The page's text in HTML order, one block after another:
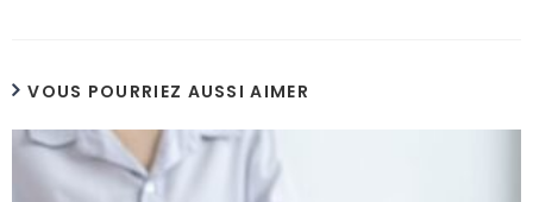
VOUS POURRIEZ AUSSI AIMER